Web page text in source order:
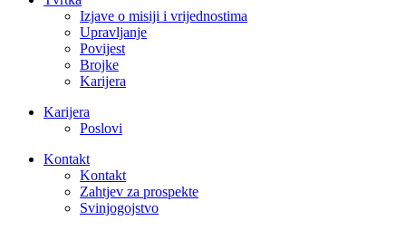
Izjave o misiji i vrijednostima
Upravljanje
Povijest
Brojke
Karijera
Karijera
Poslovi
Kontakt
Kontakt
Zahtjev za prospekte
Svinjogojstvo